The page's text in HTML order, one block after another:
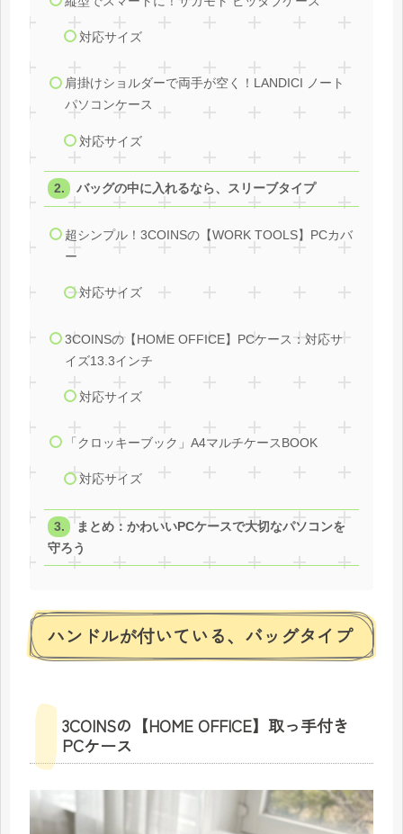
対応サイズ
肩掛けショルダーで両手が空く！LANDICI ノート
パソコンケース
対応サイズ
バッグの中に入れるなら、スリーブタイプ
超シンプル！3COINSの【WORK TOOLS】PCカバ
ー
対応サイズ
3COINSの【HOME OFFICE】PCケース：対応サ
イズ13.3インチ
対応サイズ
「クロッキーブック」A4マルチケースBOOK
対応サイズ
まとめ：かわいいPCケースで大切なパソコンを
守ろう
ハンドルが付いている、バッグタイプ
3COINSの【HOME OFFICE】取っ手付き
PCケース